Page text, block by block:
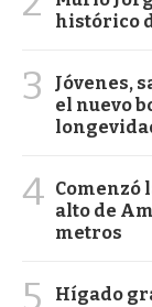
histórico
3
Jóvenes,
el nuevo
4 Comenzó
alto de
metros
5
Hígado